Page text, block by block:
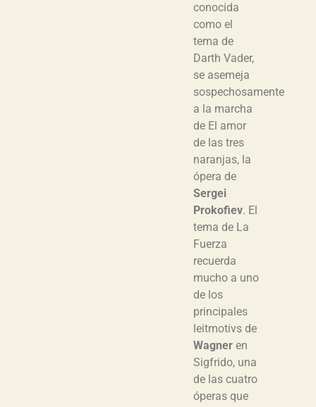
conocida
como el
tema de
Darth Vader,
se asemeja
sospechosamente
a la marcha
de El amor
de las tres
naranjas, la
ópera de
Sergei
Prokofiev. El
tema de La
Fuerza
recuerda
mucho a uno
de los
principales
leitmotivs de
Wagner en
Sigfrido, una
de las cuatro
óperas que